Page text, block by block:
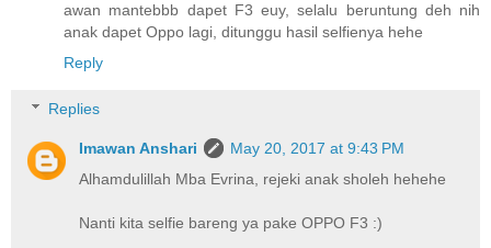
awan mantebbb dapet F3 euy, selalu beruntung deh nih
anak dapet Oppo lagi, ditunggu hasil selfienya hehe
Reply
Replies
Imawan Anshari
May 20, 2017 at 9:43 PM
Alhamdulillah Mba Evrina, rejeki anak sholeh hehehe
Nanti kita selfie bareng ya pake OPPO F3 :)